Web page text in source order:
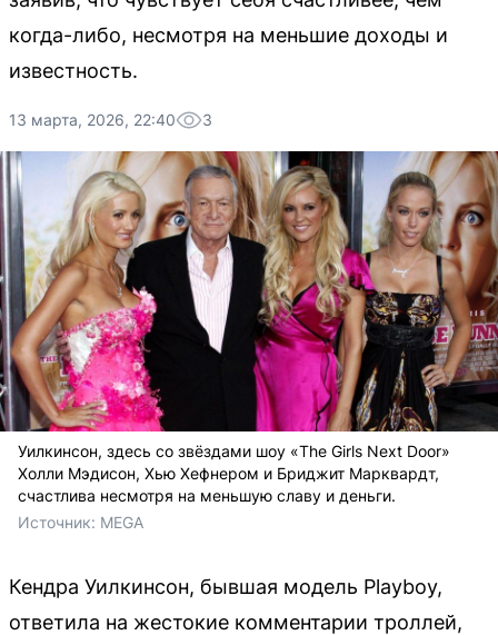
когда-либо, несмотря на меньшие доходы и
известность.
13 марта, 2026, 22:40 3
Уилкинсон, здесь со звёздами шоу «The Girls Next Door»
Холли Мэдисон, Хью Хефнером и Бриджит Марквардт,
счастлива несмотря на меньшую славу и деньги.
Источник: MEGA
Кендра Уилкинсон, бывшая модель Playboy,
ответила на жестокие комментарии троллей,